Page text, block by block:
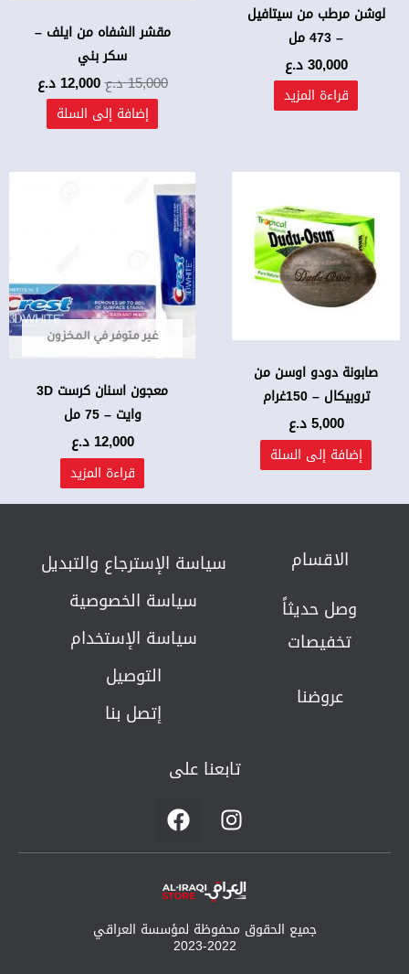
لوشن مرطب من سيتافيل
– 473 مل
30,000د.ع
قراءة المزيد
مقشر الشفاه من ايلف –
سكر بني
15,000د.ع12,000 د.ع
إضافة إلى السلة
صابونة دودو اوسن من
تروبيكال – 150غرام
5,000د.ع
إضافة إلى السلة
غير متوفر في المخزون
معجون اسنان كرست 3D
وايت – 75 مل
12,000 د.ع
قراءة المزيد
الاقسام
وصل حديثاً
تخفيصات
عروضنا
سياسة الإسترجاع والتبديل​
سياسة الخصوصية
سياسة الإستخدام
التوصيل
إتصل بنا
تابعنا على
I
n
s
t
a
g
r
F
a
c
b
o
o
جميع الحقوق محفوظة لمؤسسة العراقي
2023-2022